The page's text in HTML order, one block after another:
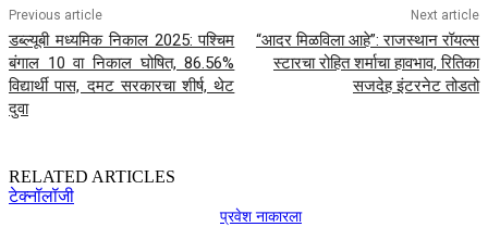
Previous article
डब्ल्यूबी मध्यमिक निकाल 2025: पश्चिम
बंगाल 10 वा निकाल घोषित, 86.56%
विद्यार्थी पास, दमट सरकारचा शीर्ष, थेट
दुवा
Next article
“आदर मिळविला आहे”: राजस्थान रॉयल्स
स्टारचा रोहित शर्माचा हावभाव, रितिका
सजदेह इंटरनेट तोडतो
RELATED ARTICLES
टेक्नॉलॉजी
प्रवेश नाकारला